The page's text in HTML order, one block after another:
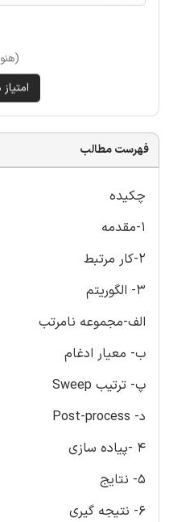
فهرست مطالب
چکیده
1-مقدمه
2-کار مرتبط
3- الگوریتم
الف-مجموعه نامرتب
ب- معیار ادغام
پ- ترتیب Sweep
د- Post-process
4 -پیاده سازی
5- نتایج
6- نتیجه گیری